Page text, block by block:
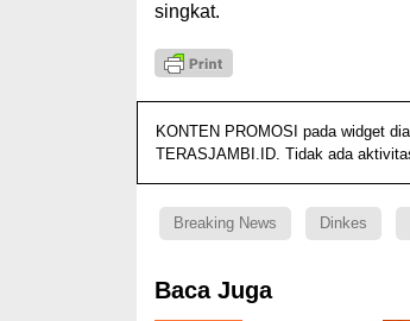
singkat.
KONTEN PROMOSI pada widget
TERASJAMBI.ID. Tidak ada
Breaking News Dinkes
Baca Juga